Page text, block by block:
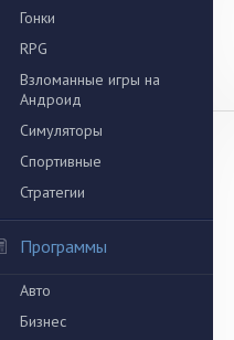
Гонки
RPG
Взломанные игры на
Андроид
Симуляторы
Спортивные
Стратегии
Программы
Авто
Бизнес